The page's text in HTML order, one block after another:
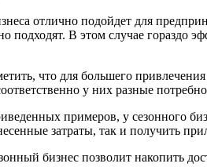
отлично подойдет для
подходят. В этом случае гораздо
что для большего
у них разные
примеров, у сезонного
затраты, так и получить
бизнес позволит накопить